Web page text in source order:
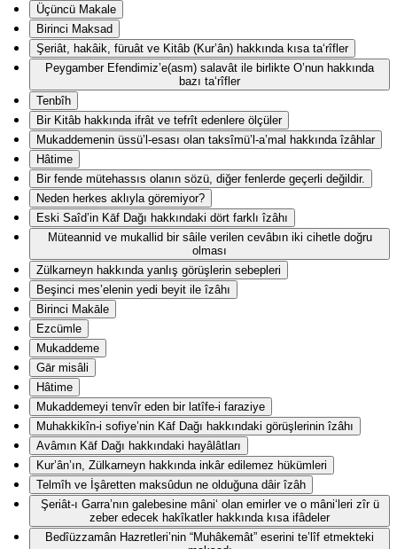
Üçüncü Makale
Birinci Maksad
Şeriât, hakâik, füruât ve Kitâb (Kur’ân) hakkında kısa ta‘rîfler
Peygamber Efendimiz’e(asm) salavât ile birlikte O’nun hakkında
bazı ta‘rîfler
Tenbîh
Bir Kitâb hakkında ifrât ve tefrît edenlere ölçüler
Mukaddemenin üssü’l-esası olan taksîmü’l-a’mal hakkında îzâhlar
Hâtime
Bir fende mütehassıs olanın sözü, diğer fenlerde geçerli değildir.
Neden herkes aklıyla göremiyor?
Eski Saîd’in Kāf Dağı hakkındaki dört farklı îzâhı
Müteannid ve mukallid bir sâile verilen cevâbın iki cihetle doğru
olması
Zülkarneyn hakkında yanlış görüşlerin sebepleri
Beşinci mes’elenin yedi beyit ile îzâhı
Birinci Makāle
Ezcümle
Mukaddeme
Gār misâli
Hâtime
Mukaddemeyi tenvîr eden bir latîfe-i faraziye
Muhakkikîn-i sofiye’nin Kāf Dağı hakkındaki görüşlerinin îzâhı
Avâmın Kāf Dağı hakkındaki hayâlâtları
Kur’ân’ın, Zülkarneyn hakkında inkâr edilemez hükümleri
Telmîh ve İşâretten maksûdun ne olduğuna dâir îzâh
Şeriât-ı Garra’nın galebesine mâni‘ olan emirler ve o mâni‘leri zîr ü
zeber edecek hakîkatler hakkında kısa ifâdeler
Bedîüzzamân Hazretleri’nin “Muhâkemât” eserini te’lîf etmekteki